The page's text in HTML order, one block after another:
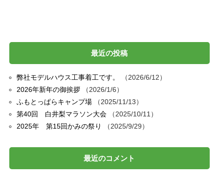
最近の投稿
弊社モデルハウス工事着工です。
2026/6/12
2026年新年の御挨拶
2026/1/6
ふもとっぱらキャンプ場
2025/11/13
第40回 白井梨マラソン大会
2025/10/11
2025年 第15回かみの祭り
2025/9/29
最近のコメント